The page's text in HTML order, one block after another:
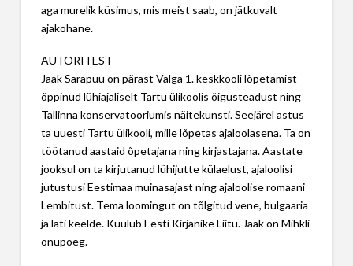
aga murelik küsimus, mis meist saab, on jätkuvalt
ajakohane.
AUTORITEST
Jaak Sarapuu on pärast Valga 1. keskkooli lõpetamist
õppinud lühiajaliselt Tartu ülikoolis õigusteadust ning
Tallinna konservatooriumis näitekunsti. Seejärel astus
ta uuesti Tartu ülikooli, mille lõpetas ajaloolasena. Ta on
töötanud aastaid õpetajana ning kirjastajana. Aastate
jooksul on ta kirjutanud lühijutte külaelust, ajaloolisi
jutustusi Eestimaa muinasajast ning ajaloolise romaani
Lembitust. Tema loomingut on tõlgitud vene, bulgaaria
ja läti keelde. Kuulub Eesti Kirjanike Liitu. Jaak on Mihkli
onupoeg.